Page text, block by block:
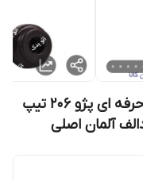
پک افزایش شتاب و قدرت تقویتی حرفه ای پژو 206 تیپ